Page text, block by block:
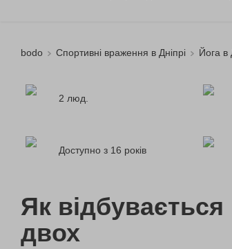
bodo Спортивні враження в Дніпрі Йога в
2 люд.
Доступно з 16 років
Як відбувається
двох